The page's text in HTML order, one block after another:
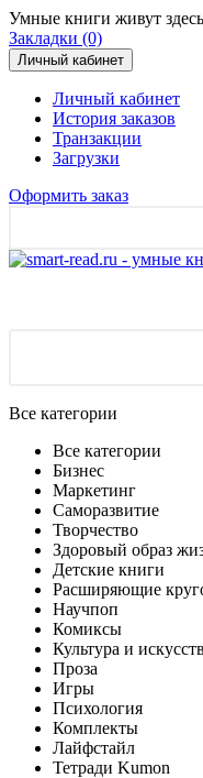
Умные книги живут здесь
Закладки (0)
Личный кабинет
Личный кабинет
История заказов
Транзакции
Загрузки
Оформить заказ
Все категории
Все категории
Бизнес
Маркетинг
Саморазвитие
Творчество
Здоровый образ
Детские книги
Расширяющие
Научпоп
Комиксы
Культура и
Проза
Игры
Психология
Комплекты
Лайфстайл
Тетради Kumon